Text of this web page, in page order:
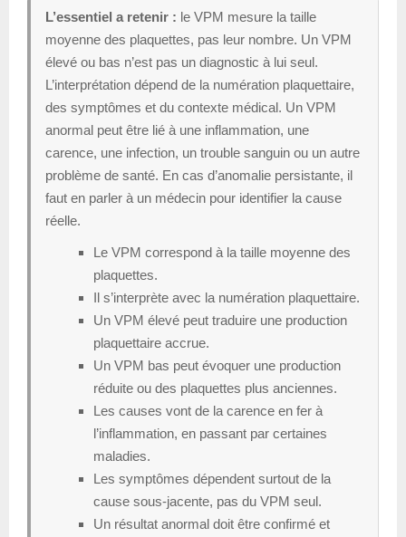
L’essentiel a retenir : le VPM mesure la taille
moyenne des plaquettes, pas leur nombre. Un VPM
élevé ou bas n’est pas un diagnostic à lui seul.
L’interprétation dépend de la numération plaquettaire,
des symptômes et du contexte médical. Un VPM
anormal peut être lié à une inflammation, une
carence, une infection, un trouble sanguin ou un autre
problème de santé. En cas d’anomalie persistante, il
faut en parler à un médecin pour identifier la cause
réelle.
Le VPM correspond à la taille moyenne des
plaquettes.
Il s’interprète avec la numération plaquettaire.
Un VPM élevé peut traduire une production
plaquettaire accrue.
Un VPM bas peut évoquer une production
réduite ou des plaquettes plus anciennes.
Les causes vont de la carence en fer à
l’inflammation, en passant par certaines
maladies.
Les symptômes dépendent surtout de la
cause sous-jacente, pas du VPM seul.
Un résultat anormal doit être confirmé et